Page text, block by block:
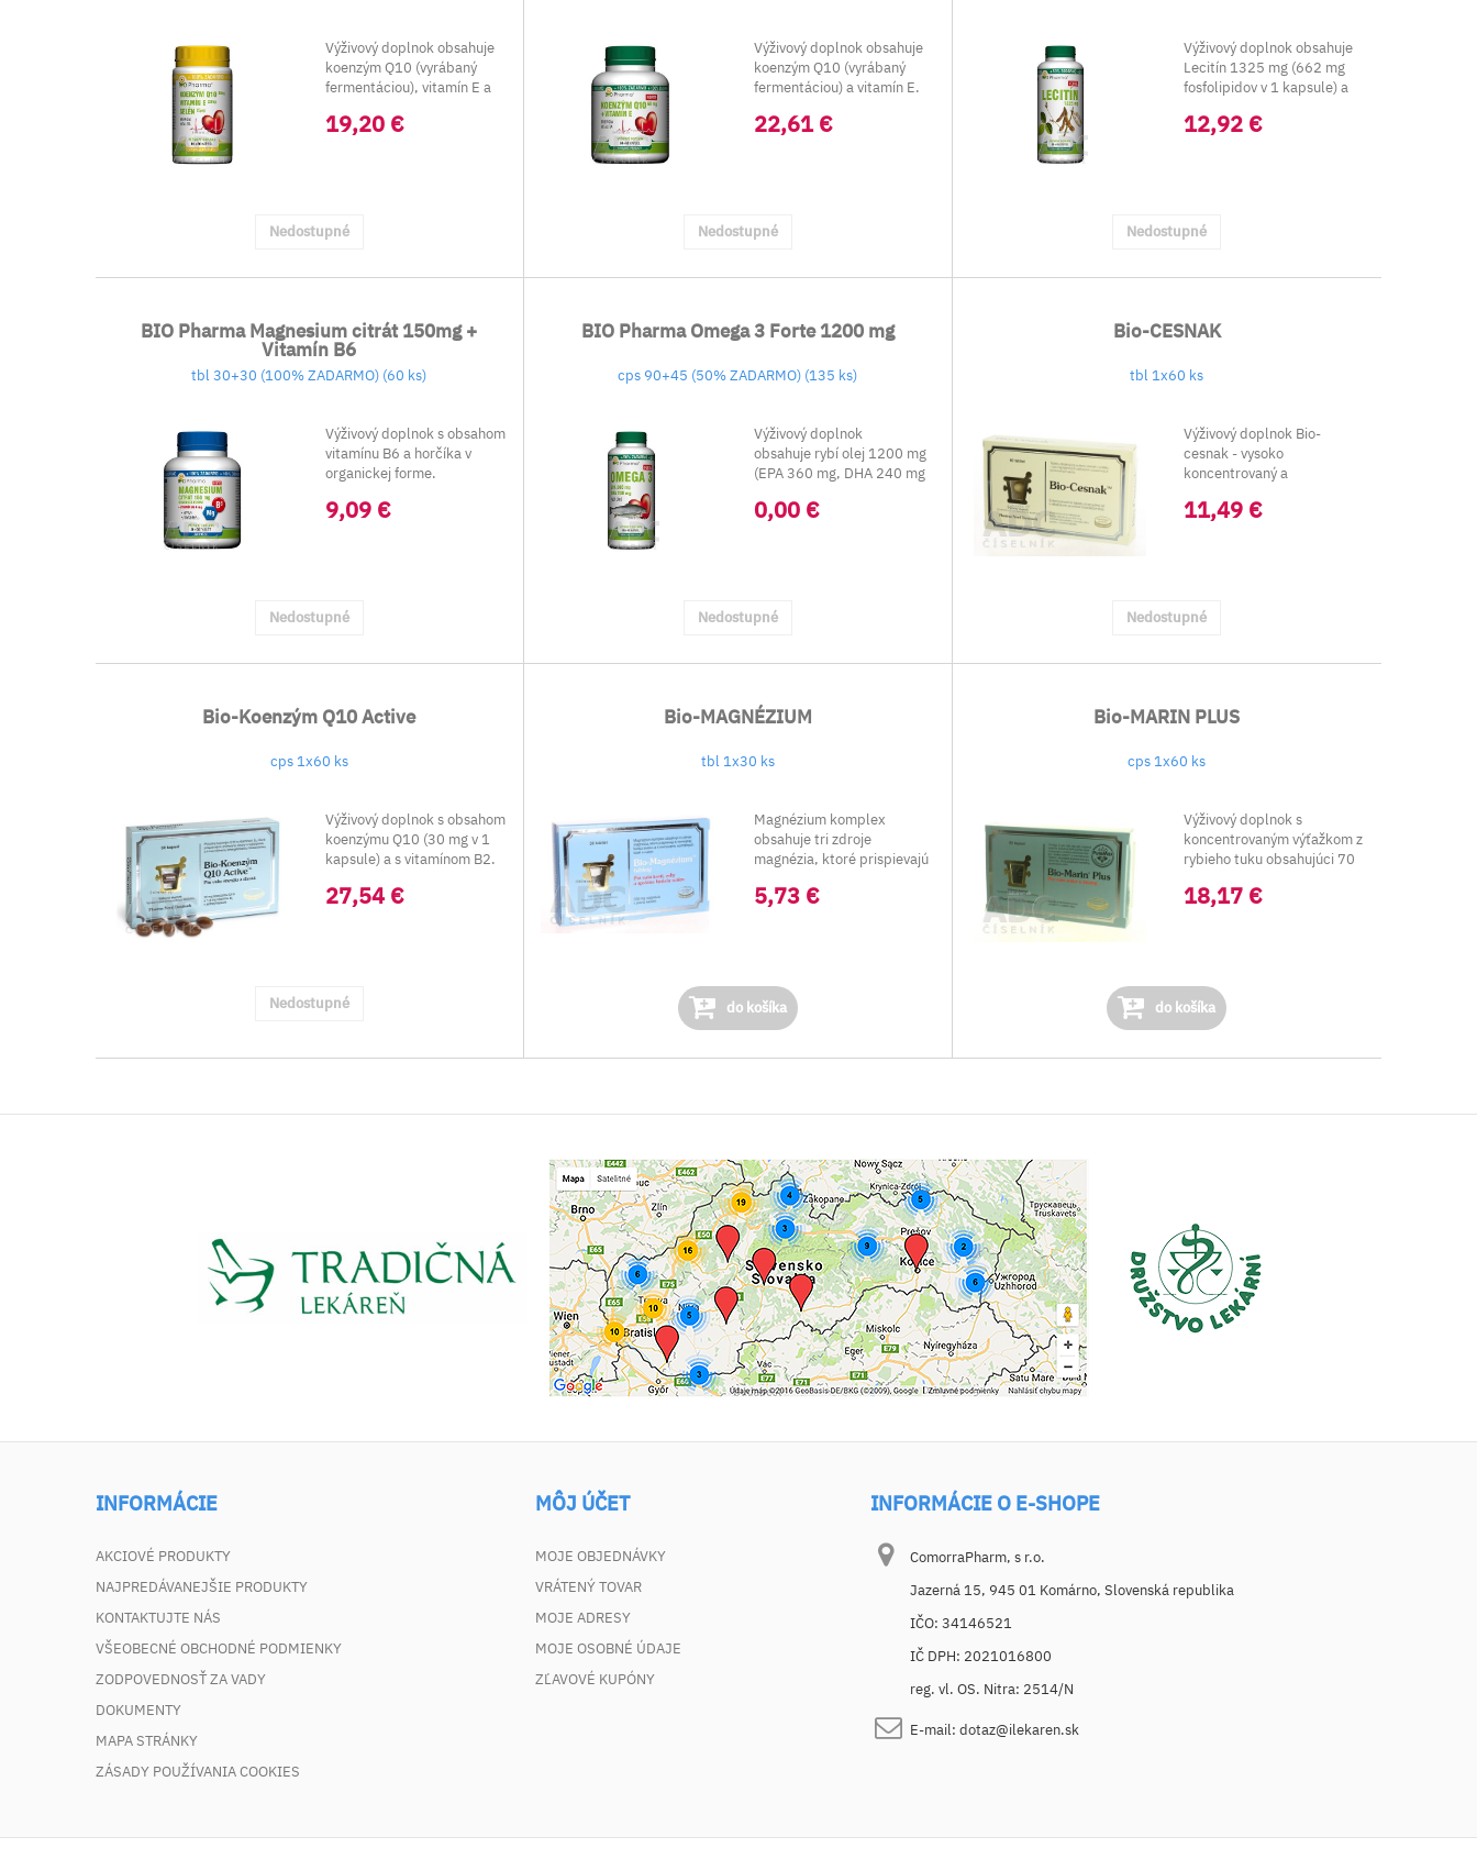
Výživový doplnok obsahuje
koenzým Q10 (vyrábaný
fermentáciou), vitamín E a
19,20 €
Nedostupné
Výživový doplnok obsahuje
koenzým Q10 (vyrábaný
fermentáciou) a vitamín E.
22,61 €
Nedostupné
Výživový doplnok obsahuje
Lecitín 1325 mg (662 mg
fosfolipidov v 1 kapsule) a
12,92 €
Nedostupné
BIO Pharma Magnesium citrát 150mg +
Vitamín B6
tbl 30+30 (100% ZADARMO) (60 ks)
Výživový doplnok s obsahom
vitamínu B6 a horčíka v
organickej forme.
9,09 €
Nedostupné
BIO Pharma Omega 3 Forte 1200 mg
cps 90+45 (50% ZADARMO) (135 ks)
Výživový doplnok
obsahuje rybí olej 1200 mg
(EPA 360 mg, DHA 240 mg
0,00 €
Nedostupné
Bio-CESNAK
tbl 1x60 ks
Výživový doplnok Bio-
cesnak - vysoko
koncentrovaný a
prášok.
11,49 €
Nedostupné
Bio-Koenzým Q10 Active
cps 1x60 ks
Výživový doplnok s obsahom
koenzýmu Q10 (30 mg v 1
kapsule) a s vitamínom B2.
27,54 €
Nedostupné
Bio-MAGNÉZIUM
tbl 1x30 ks
Magnézium komplex
obsahuje tri zdroje
magnézia, ktoré prispievajú
5,73 €
do košíka
Bio-MARIN PLUS
cps 1x60 ks
Výživový doplnok s
koncentrovaným výťažkom z
rybieho tuku obsahujúci 70
18,17 €
do košíka
INFORMÁCIE
AKCIOVÉ PRODUKTY
NAJPREDÁVANEJŠIE PRODUKTY
KONTAKTUJTE NÁS
VŠEOBECNÉ OBCHODNÉ PODMIENKY
ZODPOVEDNOSŤ ZA VADY
DOKUMENTY
MAPA STRÁNKY
ZÁSADY POUŽÍVANIA COOKIES
MÔJ ÚČET
MOJE OBJEDNÁVKY
VRÁTENÝ TOVAR
MOJE ADRESY
MOJE OSOBNÉ ÚDAJE
ZĽAVOVÉ KUPÓNY
INFORMÁCIE O E-SHOPE
ComorraPharm, s r.o.
Jazerná 15, 945 01 Komárno, Slovenská republika
IČO: 34146521
IČ DPH: 2021016800
reg. vl. OS. Nitra: 2514/N
E-mail: dotaz@ilekaren.sk